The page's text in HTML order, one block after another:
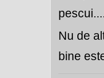
Nu de
bine